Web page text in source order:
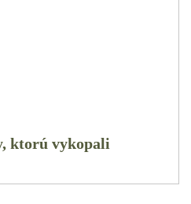
ktorú vykopali